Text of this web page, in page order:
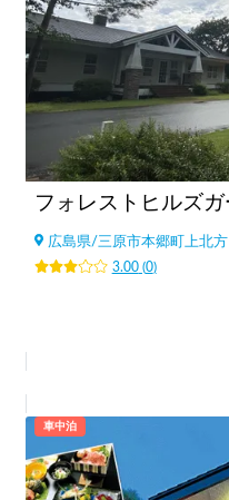
広島県/三原市本郷町上北方
3.00(0)
車中泊